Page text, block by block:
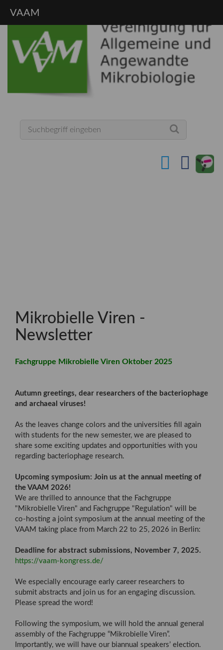
Mikrobielle Viren -
Newsletter
Fachgruppe Mikrobielle Viren Oktober 2025
Autumn greetings, dear researchers of the bacteriophage
and archaeal viruses!
As the leaves change colors and the universities fill again
with students for the new semester, we are pleased to
share some exciting updates and opportunities with you
regarding bacteriophage research.
Upcoming symposium: Join us at the annual meeting of
the VAAM 2026!
We are thrilled to announce that the Fachgruppe
"Mikrobielle Viren" and Fachgruppe "Regulation" will be
co-hosting a joint symposium at the annual meeting of the
VAAM taking place from March 22 to 25, 2026 in Berlin:
Deadline for abstract submissions, November 7, 2025.
https://vaam-kongress.de/
We especially encourage early career researchers to
submit abstracts and join us for an engaging discussion.
Please spread the word!
Following the symposium, we will hold the annual general
assembly of the Fachgruppe “Mikrobielle Viren”.
Importantly, we will have our biannual speakers’ election.